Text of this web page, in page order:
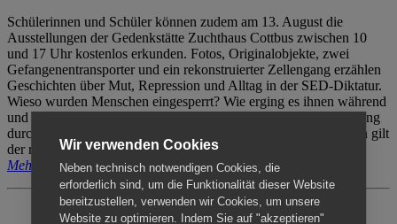
Schülerinnen und Schüler können zudem am 13. August die
Ausstellungen der Gedenkstätte Zuchthaus Cottbus zwischen 10
und 17 Uhr kostenlos erkunden. Fotos, Originalobjekte, zwei
Gefangenentransporter und ein rekonstruierter Zellengang erzählen
Geschichten über Mut, Repression und Alltag in der SED-Diktatur.
Wieso wurden Menschen eingesperrt? Wie erging es ihnen während
und nach der Haft? Der Besuch erfolgt individuell ohne Betreuung
durch das Menschenrechtszentrum Cottbus. Für Begleitpersonen gilt
der reguläre Eintritt (8€ / ermäßigt 5€).
Mehr erfahren
Wir verwenden Cookies
Neben technisch notwendigen Cookies, die
erforderlich sind, um die Funktionalität dieser Website
bereitzustellen, verwenden wir Cookies, um unsere
Website zu optimieren. Indem Sie auf "akzeptieren"